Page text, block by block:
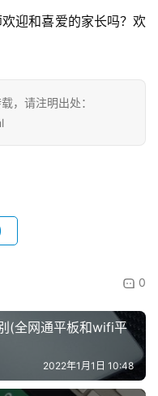
迎和喜爱的家长吗？欢
，请注明出处：
0
(全网通平板和wifi平
2022年1月1日 10:48